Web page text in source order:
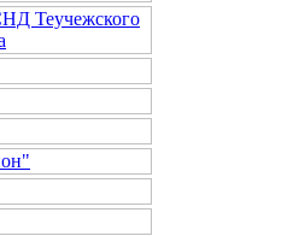
Теучежского